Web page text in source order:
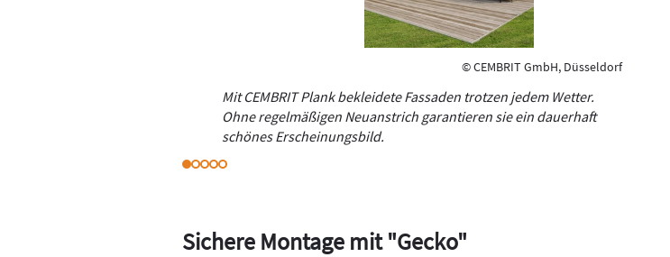
© CEMBRIT GmbH, Düsseldorf
Mit CEMBRIT Plank bekleidete Fassaden trotzen jedem Wetter.
Ohne regelmäßigen Neuanstrich garantieren sie ein dauerhaft
schönes Erscheinungsbild.
Sichere Montage mit "Gecko"